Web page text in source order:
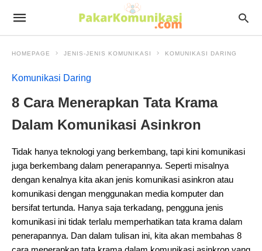
HOMEPAGE JENIS-JENIS KOMUNIKASI KOMUNIKASI DARING
Komunikasi Daring
8 Cara Menerapkan Tata Krama
Dalam Komunikasi Asinkron
Tidak hanya teknologi yang berkembang, tapi kini komunikasi
juga berkembang dalam penerapannya. Seperti misalnya
dengan kenalnya kita akan jenis komunikasi asinkron atau
komunikasi dengan menggunakan media komputer dan
bersifat tertunda. Hanya saja terkadang, pengguna jenis
komunikasi ini tidak terlalu memperhatikan tata krama dalam
penerapannya. Dan dalam tulisan ini, kita akan membahas 8